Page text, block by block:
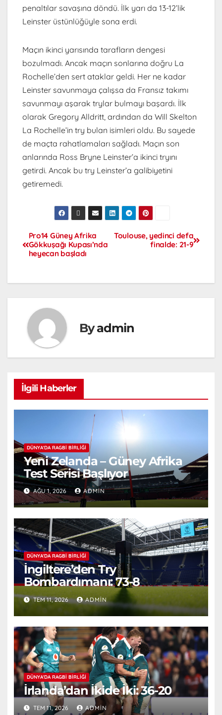
penaltılar savaşına döndü. İlk yarı da 13-12’lik
Leinster üstünlüğüyle sona erdi.
Maçın ikinci yarısında tarafların dengesi
bozulmadı. Ancak maçın sonlarına doğru La
Rochelle’den sert ataklar geldi. Her ne kadar
Leinster savunmaya çalışsa da Fransız takımı
savunmayı aşarak trylar bulmayı başardı. İlk
olarak Gregory Alldritt, ardından da Will Skelton
La Rochelle’in try bulan isimleri oldu. Bu sayede
de maçta rahatlamaları sağladı. Maçın son
anlarında Ross Bryne Leinster’a ikinci tryını
getirdi. Ancak bu try Leinster’a galibiyetini
getiremedi.
Toulouse, yedinci defa
finalde: 21-9
Pro14 Güney Afrika
Gökkuşağı Kupası’nda
heyecan başladı
Byadmin
İlgili Haberler
DÜNYA'DA RAGBI BIRLIĞI
Yeni Zelanda – Güney Afrika
Test Serisi Başlıyor
AĞU 1, 2026 ADMIN
DÜNYA'DA RAGBI BIRLIĞI
İngiltere’den Try
Bombardımanı: 73-8
TEM 11, 2026 ADMIN
DÜNYA'DA RAGBI BIRLIĞI
İrlanda’dan İkide İki: 36-20
TEM 11, 2026 ADMIN